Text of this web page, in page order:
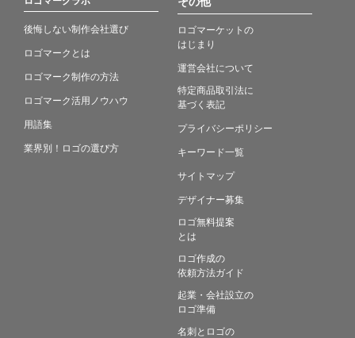
後悔しない制作会社選び
ロゴマークとは
ロゴマーク制作の方法
ロゴマーク活用ノウハウ
用語集
業界別！ロゴの選び方
ロゴマーケットの
はじまり
運営会社について
特定商品取引法に
基づく表記
プライバシーポリシー
キーワード一覧
サイトマップ
デザイナー募集
ロゴ無料提案
とは
ロゴ作成の
依頼方法ガイド
起業・会社設立の
ロゴ準備
名刺とロゴの